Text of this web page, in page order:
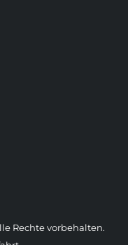
Rechte vorbehalten.